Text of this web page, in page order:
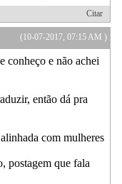
Citar
(10-07-2017, 07:15 AM )
conheço e não achei
então dá pra
com mulheres
postagem que fala